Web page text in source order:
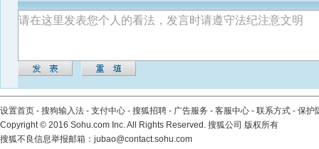
设置首页 - 搜狗输入法 - 支付中心 - 搜狐招聘 - 广告服务 - 客服中心 - 联系方式 - 保护
Copyright© 2016 Sohu.com Inc. All Rights Reserved. 搜狐公司 版权所有
搜狐不良信息举报邮箱： jubao@contact.sohu.com